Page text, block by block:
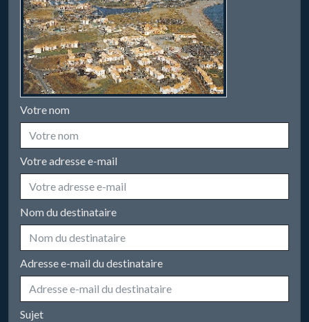
Votre nom
Votre adresse e-mail
Nom du destinataire
Adresse e-mail du destinataire
Sujet